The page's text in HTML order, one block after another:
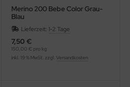
Merino 200 Bebe Color Grau-
Blau
Lieferzeit: 1-2 Tage
7,50 €
150,00 € pro kg
inkl. 19 % MwSt. zzgl. Versandkosten